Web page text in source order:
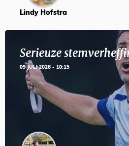
Lindy Hofstra
Serieuze
09 JULI 2026 - 10:15